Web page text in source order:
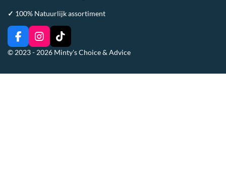
✓ 100% Natuurlijk assortiment
F
a
I
n
T
i
© 2023 - 2026 Minty's Choice & Advice